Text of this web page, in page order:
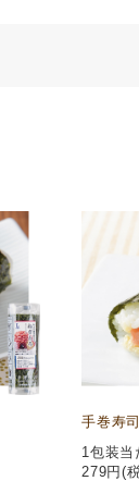
手巻寿
1包装当
279円(